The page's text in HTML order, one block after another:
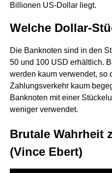
Billionen US-Dollar liegt.
Welche Dollar-
Die Banknoten sind in den
50 und 100 USD erhältlich.
werden kaum verwendet, so
Zahlungsverkehr kaum
Banknoten mit einer
weniger verwendet.
Brutale Wahrheit
(Vince Ebert)